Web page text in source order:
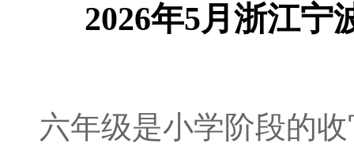
2026年5月浙江宁
六年级是小学阶段的